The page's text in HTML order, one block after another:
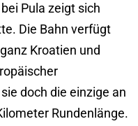
Pula zeigt sich
Die Bahn verfügt
Kroatien und
doch die einzige an
Rundenlänge.